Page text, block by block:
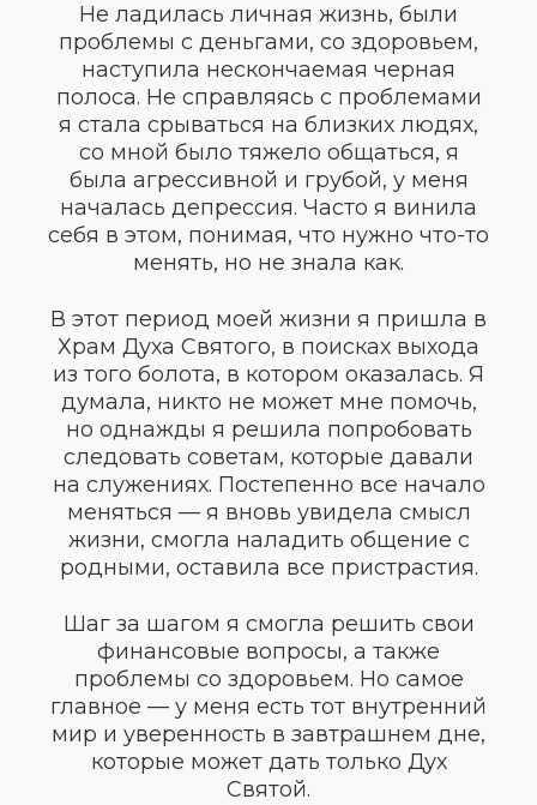
Не ладилась личная жизнь, были
проблемы с деньгами, со здоровьем,
наступила нескончаемая черная
полоса. Не справляясь с проблемами
я стала срываться на близких людях,
со мной было тяжело общаться, я
была агрессивной и грубой, у меня
началась депрессия. Часто я винила
себя в этом, понимая, что нужно что-то
менять, но не знала как.
В этот период моей жизни я пришла в
Храм Духа Святого, в поисках выхода
из того болота, в котором оказалась. Я
думала, никто не может мне помочь,
но однажды я решила попробовать
следовать советам, которые давали
на служениях. Постепенно все начало
меняться — я вновь увидела смысл
жизни, смогла наладить общение с
родными, оставила все пристрастия.
Шаг за шагом я смогла решить свои
финансовые вопросы, а также
проблемы со здоровьем. Но самое
главное — у меня есть тот внутренний
мир и уверенность в завтрашнем дне,
которые может дать только Дух
Святой.